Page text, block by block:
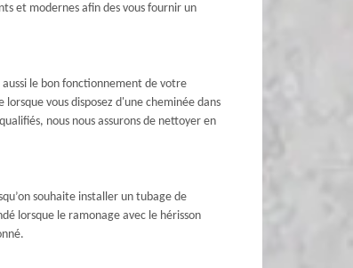
et modernes afin des vous fournir un
le bon fonctionnement de votre
vous disposez d'une cheminée dans
nous nous assurons de nettoyer en
souhaite installer un tubage de
lorsque le ramonage avec le hérisson